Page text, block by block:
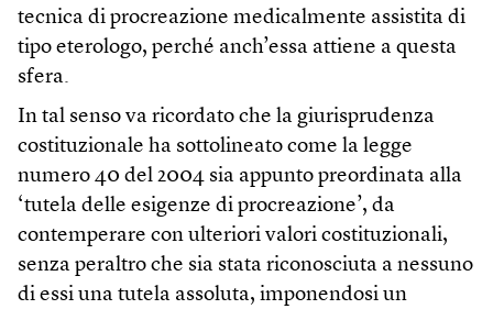
tecnica di procreazione medicalmente assistita di
tipo eterologo, perché anch’essa attiene a questa
sfera.
In tal senso va ricordato che la giurisprudenza
costituzionale ha sottolineato come la legge
numero 40 del 2004 sia appunto preordinata alla
‘tutela delle esigenze di procreazione’, da
contemperare con ulteriori valori costituzionali,
senza peraltro che sia stata riconosciuta a nessuno
di essi una tutela assoluta, imponendosi un